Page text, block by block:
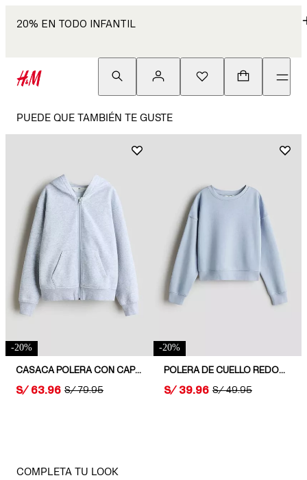
20% EN TODO INFANTIL
PUEDE QUE TAMBIÉN TE GUSTE
-20%
CASACA POLERA CON CAPUCHA Y CIERRE
ORIGINAL PRICE:
S/ 79.95
PRICE:
S/ 63.96
-20%
POLERA DE CUELLO REDONDO
ORIGINAL PRICE:
S/ 49.95
PRICE:
S/ 39.96
COMPLETA TU LOOK